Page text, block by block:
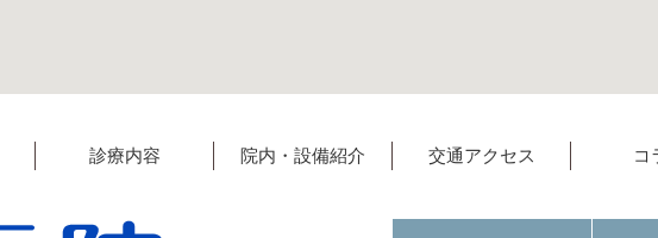
診療内容 院内・設備紹介 交通アクセス コ